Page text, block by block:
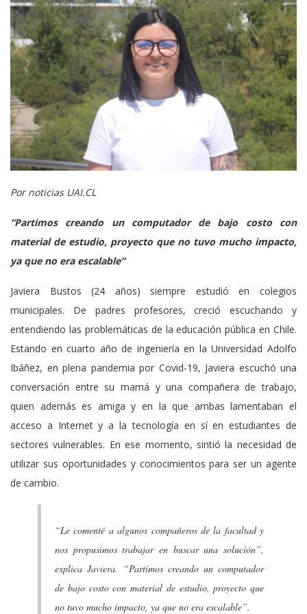
Por noticias UAI.CL
“Partimos creando un computador de bajo costo con
material de estudio, proyecto que no tuvo mucho impacto,
ya que no era escalable”
Javiera Bustos (24 años) siempre estudió en colegios
municipales. De padres profesores, creció escuchando y
entendiendo las problemáticas de la educación pública en Chile.
Estando en cuarto año de ingeniería en la Universidad Adolfo
Ibáñez, en plena pandemia por Covid-19, Javiera escuchó una
conversación entre su mamá y una compañera de trabajo,
quien además es amiga y en la que ambas lamentaban el
acceso a Internet y a la tecnología en sí en estudiantes de
sectores vulnerables. En ese momento, sintió la necesidad de
utilizar sus oportunidades y conocimientos para ser un agente
de cambio.
“Le comenté a algunos compañeros de la facultad y
nos propusimos trabajar en buscar una solución”,
explica Javiera. “Partimos creando un computador
de bajo costo con material de estudio, proyecto que
no tuvo mucho impacto, ya que no era escalable”.